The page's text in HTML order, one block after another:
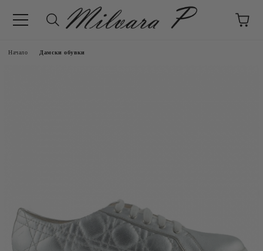
Начало Дамски обувки